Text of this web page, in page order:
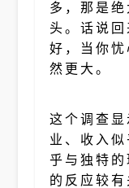
多，那是
头。话说
好，当你
然更大。
这个调查
业、收入
乎与独特
的反应较